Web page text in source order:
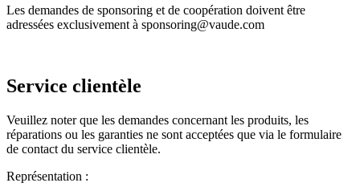
Les demandes de sponsoring et de coopération doivent être
adressées exclusivement à sponsoring@vaude.com
Service clientèle
Veuillez noter que les demandes concernant les produits, les
réparations ou les garanties ne sont acceptées que via le formulaire
de contact du service clientèle.
Représentation :